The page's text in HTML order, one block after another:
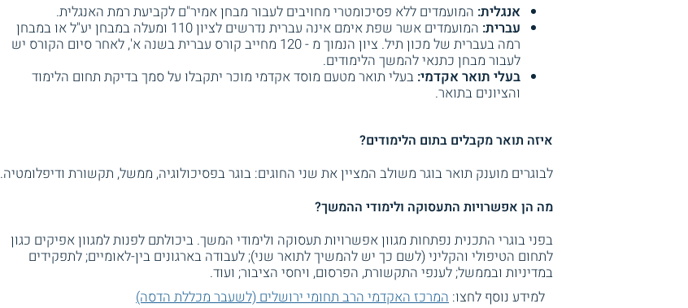
אנגלית: המועמדים ללא פסיכומטרי מחויבים לעבור מבחן אמיר"ם לקביעת רמת האנגלית.
עברית:
המועמדים אשר שפת אימם אינה עברית נדרשים לציון 110 ומעלה במבחן יע"ל או במבחן
רמה בעברית של מכון תיל. ציון הנמוך מ - 120 מחייב קורס עברית בשנה א', לאחר סיום הקורס יש
לעבור מבחן כתנאי להמשך הלימודים.
בעלי תואר אקדמי: בעלי תואר מטעם מוסד אקדמי מוכר יתקבלו על סמך בדיקת תחום הלימוד
והציונים בתואר.
איזה תואר מקבלים בתום הלימודים?
לבוגרים מוענק תואר בוגר משולב המציין את שני החוגים: בוגר בפסיכולוגיה, ממשל, תקשורת ודיפלומטיה.
מה הן אפשרויות התעסוקה ולימודי ההמשך?
בפני בוגרי התכנית נפתחות מגוון אפשרויות תעסוקה ולימודי המשך. ביכולתם לפנות למגוון אפיקים כגון
לתחום הטיפולי והקליני (לשם כך יש להמשיך לתואר שני); לעבודה בארגונים בין-לאומיים; לתפקידים
במדיניות ובממשל; לענפי התקשורת, הפרסום, ויחסי הציבור; ועוד.
למידע נוסף לחצו: המרכז האקדמי הרב תחומי ירושלים (לשעבר מכללת הדסה)